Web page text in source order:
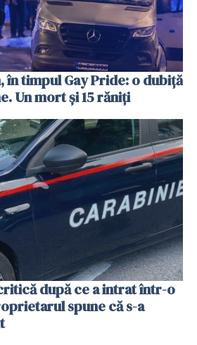
în timpul Gay Pride: o dubiță
Un mort și 15 răniți
după ce a intrat într-o
spune că s-a